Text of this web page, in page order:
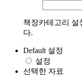
책장카테고리 설
다.
Default 설정
설정
선택한 자료